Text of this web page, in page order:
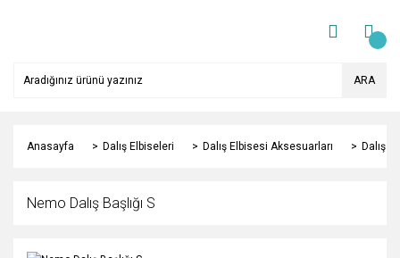
ARA
Anasayfa Dalış Elbiseleri Dalış Elbisesi Aksesuarları Dalış
Nemo Dalış Başlığı S